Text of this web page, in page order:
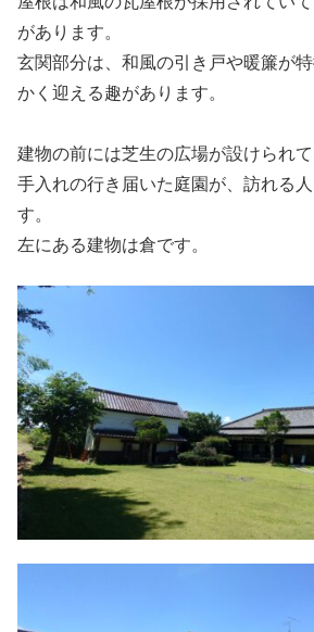
があります。
玄関部分は、和風の引き戸や暖簾が
かく迎える趣があります。
建物の前には芝生の広場が設けられて
手入れの行き届いた庭園が、訪れる
す。
左にある建物は倉です。